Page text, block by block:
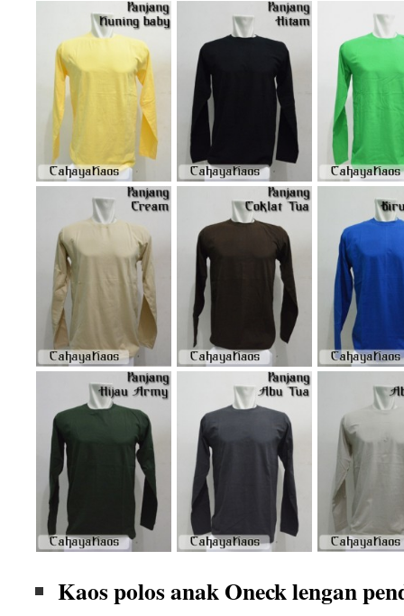
Kaos polos anak Oneck lengan